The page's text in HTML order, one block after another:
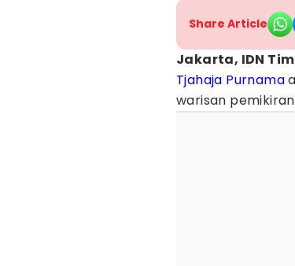
Share Article
Jakarta, IDN
Tjahaja Purnama
warisan